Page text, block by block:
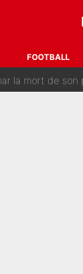
FOOTBALL
accèlère sur
chez
de son père : Vie à